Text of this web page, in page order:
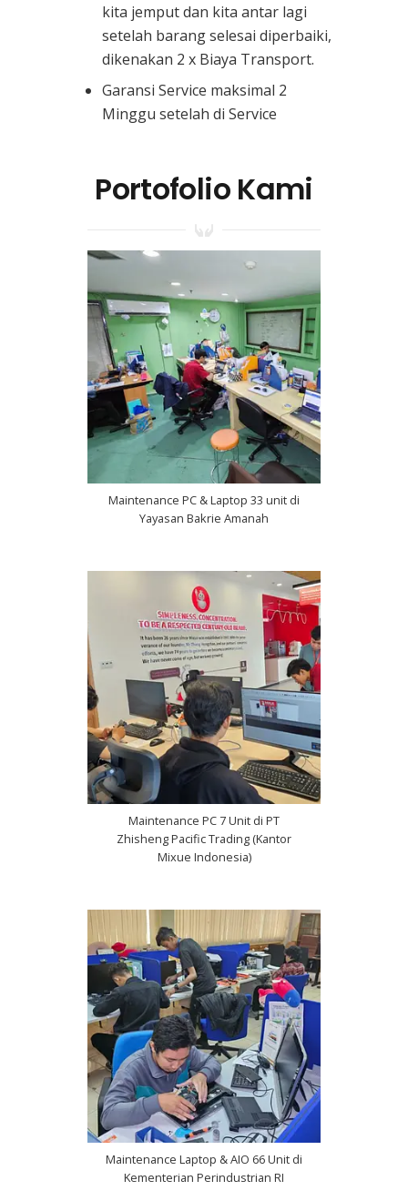
kita jemput dan kita antar lagi
setelah barang selesai diperbaiki,
dikenakan 2 x Biaya Transport.
Garansi Service maksimal 2
Minggu setelah di Service
Portofolio Kami
Maintenance PC & Laptop 33 unit di
Yayasan Bakrie Amanah
Maintenance PC 7 Unit di PT
Zhisheng Pacific Trading (Kantor
Mixue Indonesia)
Maintenance Laptop & AIO 66 Unit di
Kementerian Perindustrian RI